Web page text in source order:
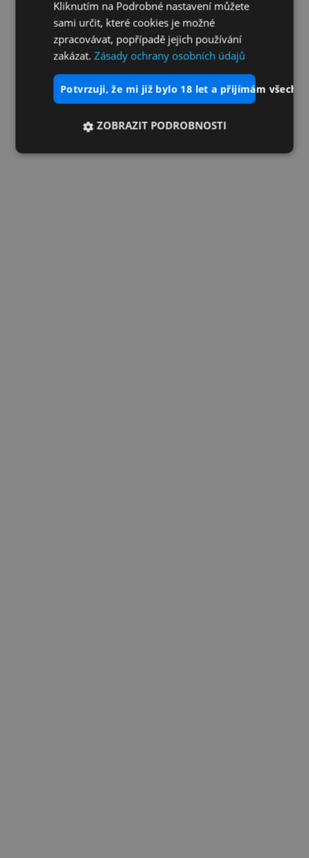
Kliknutím na Podrobné nastavení můžete
sami určit, které cookies je možné
zpracovávat, popřípadě jejich používání
zakázat.Zásady ochrany osobních údajů
potvrzuji, že mi již bylo 18 let a přijímám
ZOBRAZIT PODROBNOSTI